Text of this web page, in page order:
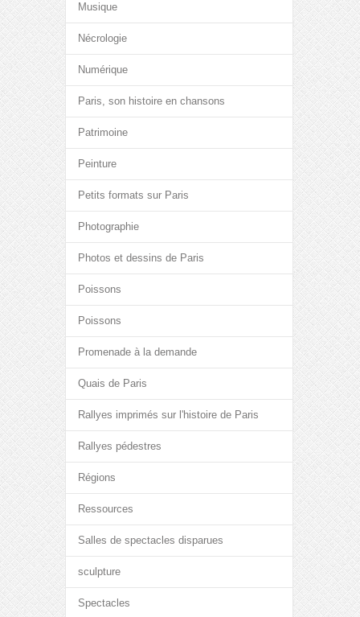
Musique
Nécrologie
Numérique
Paris, son histoire en chansons
Patrimoine
Peinture
Petits formats sur Paris
Photographie
Photos et dessins de Paris
Poissons
Poissons
Promenade à la demande
Quais de Paris
Rallyes imprimés sur l'histoire de Paris
Rallyes pédestres
Régions
Ressources
Salles de spectacles disparues
sculpture
Spectacles